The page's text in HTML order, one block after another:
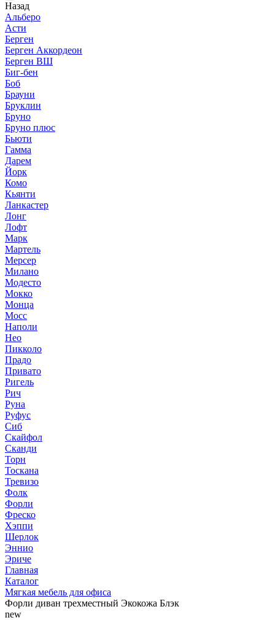
Назад
Альберо
Асти
Берген
Берген Аккордеон
Берген ВШ
Биг-бен
Боб
Брауни
Бруклин
Бруно
Бруно плюс
Бьюти
Гамма
Дарем
Йорк
Комо
Кьянти
Ланкастер
Лонг
Лофт
Марк
Мартель
Мерсер
Милано
Модесто
Мокко
Монца
Мосс
Наполи
Нео
Пикколо
Прадо
Привато
Ригель
Рич
Руна
Руфус
Сиб
Скайфол
Сканди
Торн
Тоскана
Тревизо
Фолк
Форли
Фреско
Хэппи
Шерлок
Эннио
Эриче
Главная
Каталог
Мягкая мебель для офиса
Форли диван трехместный Экокожа Блэк
new